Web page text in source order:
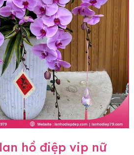
hồ điệp vip nữ